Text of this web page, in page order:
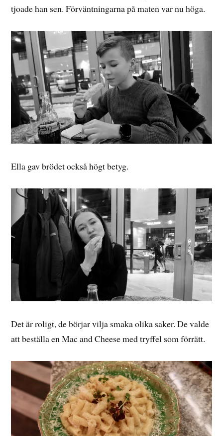
tjoade han sen. Förväntningarna på maten var nu höga.
Ella gav brödet också högt betyg.
Det är roligt, de börjar vilja smaka olika saker. De valde
att beställa en Mac and Cheese med tryffel som förrätt.